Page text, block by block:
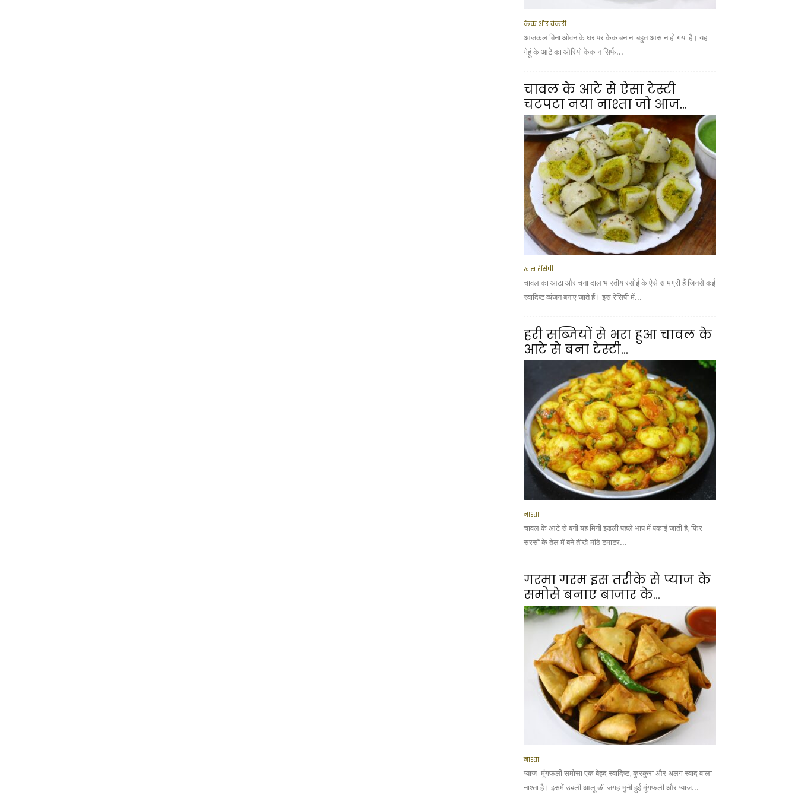
केक और बेकरी
आजकल बिना ओवन के घर पर केक बनाना बहुत आसान हो गया है। यह
गेहूं के आटे का ओरियो केक न सिर्फ...
चावल के आटे से ऐसा टेस्टी
चटपटा नया नाश्ता जो आज...
खास रेसिपी
चावल का आटा और चना दाल भारतीय रसोई के ऐसे सामग्री हैं जिनसे कई
स्वादिष्ट व्यंजन बनाए जाते हैं। इस रेसिपी में...
हरी सब्जियों से भरा हुआ चावल के
आटे से बना टेस्टी...
नाश्ता
चावल के आटे से बनी यह मिनी इडली पहले भाप में पकाई जाती है, फिर
सरसों के तेल में बने तीखे-मीठे टमाटर...
गरमा गरम इस तरीके से प्याज के
समोसे बनाए बाजार के...
नाश्ता
प्याज–मूंगफली समोसा एक बेहद स्वादिष्ट, कुरकुरा और अलग स्वाद वाला
नाश्ता है। इसमें उबली आलू की जगह भुनी हुई मूंगफली और प्याज...